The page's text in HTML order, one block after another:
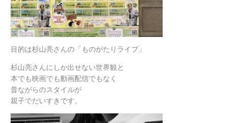
目的は杉山亮さんの「ものがたりライブ」
杉山亮さんにしか出せない世界観と
本でも映画でも動画配信でもなく
昔ながらのスタイルが
親子でだいすきです。